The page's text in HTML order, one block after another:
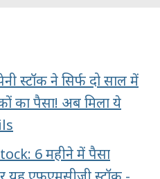
स्टॉक ने सिर्फ दो साल में
का पैसा! अब मिला ये
6 महीने में पैसा